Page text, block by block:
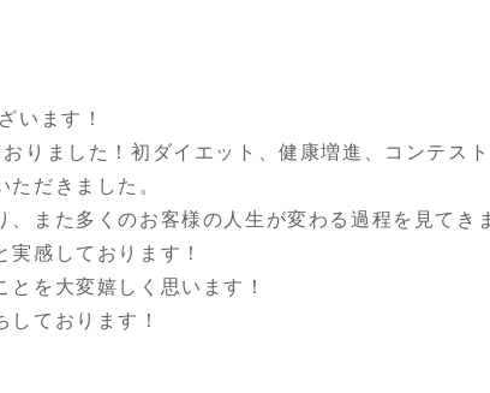
います！
りました！初ダイエット、健康増進、コンテス
だきました。
また多くのお客様の人生が変わる過程を見てき
感しております！
を大変嬉しく思います！
ております！